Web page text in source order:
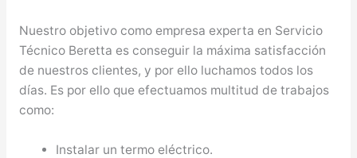
Nuestro objetivo como empresa experta en Servicio
Técnico Beretta es conseguir la máxima satisfacción
de nuestros clientes, y por ello luchamos todos los
días. Es por ello que efectuamos multitud de trabajos
como:
Instalar un termo eléctrico.